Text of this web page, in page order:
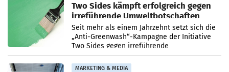
Two Sides kämpft erfolgreich gegen
irreführende Umweltbotschaften
beim Papiereinsatz
Seit mehr als einem Jahrzehnt setzt sich die
„Anti-Greenwash“-Kampagne der Initiative
Two Sides gegen irreführende
Umweltaussagen bei Papierkommunikation
und papierbasierten Verpackungen
MARKETING & MEDIA